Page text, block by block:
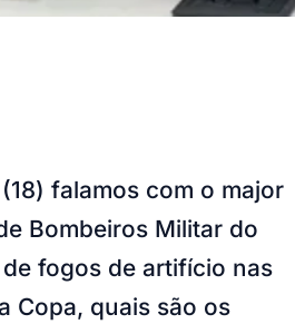
falamos com o major
Bombeiros Militar do
fogos de artifício nas
Copa, quais são os